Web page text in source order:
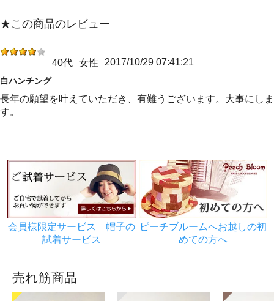
★この商品のレビュー
40代 女性 2017/10/29 07:41:21
白ハンチング
長年の願望を叶えていただき、有難うございます。大事にしま
す。
会員様限定サービス 帽子の
試着サービス
ピーチブルームへお越しの初
めての方へ
売れ筋商品